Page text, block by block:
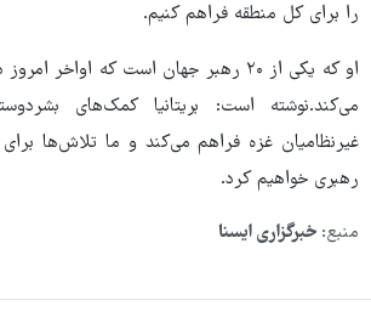
را برای کل منطقه فراهم کنیم.
او که یکی از ۲۰ رهبر جهان است که
می‌کند.نوشته است: بریتانیا کمک‌های
غیرنظامیان غزه فراهم می‌کند و ما تلاش‌ها
رهبری خواهیم کرد.
منبع: خبرگزاری ایسنا